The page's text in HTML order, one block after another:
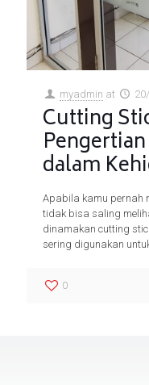
myadmin at
Cutting
dalam
Apabila kamu pernah
tidak bisa saling
dinamakan cutting
sering digunakan
0